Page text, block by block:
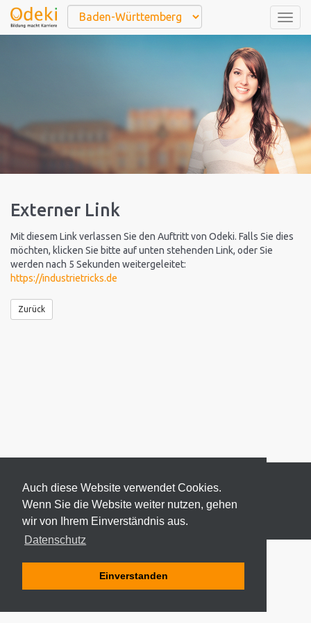
Auch diese Website verwendet Cookies.
Wenn Sie die Website weiter nutzen, gehen
wir von Ihrem Einverständnis aus.
Datenschutz
Einverstanden
Externer Link
Mit diesem Link verlassen Sie den Auftritt von Odeki. Falls Sie dies
möchten, klicken Sie bitte auf unten stehenden Link, oder Sie
werden nach 5 Sekunden weitergeleitet:
https://industrietricks.de
Zurück
© 2026 ODEKI - ALLE RECHTE VORBEHALTEN